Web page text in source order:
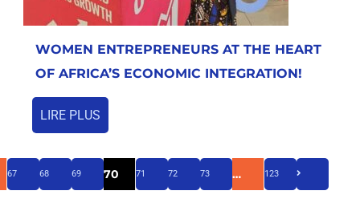
WOMEN ENTREPRENEURS AT THE HEART
OF AFRICA’S ECONOMIC INTEGRATION!
LIRE PLUS
67 68 69 70 71 72 73 … 123